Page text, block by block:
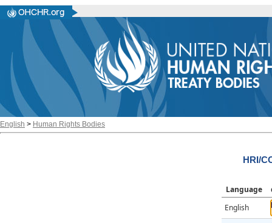
English > Human Rights Bodies
HRI/
Language
English